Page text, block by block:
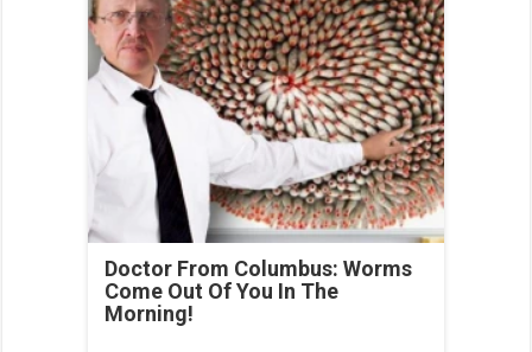
Doctor From Columbus: Worms
Come Out Of You In The
Morning!